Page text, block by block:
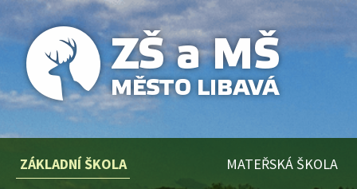
ZÁKLADNÍ ŠKOLA MATEŘSKÁ ŠKOLA